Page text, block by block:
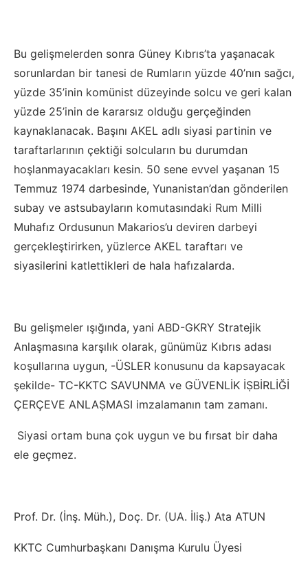
Bu gelişmelerden sonra Güney Kıbrıs’ta yaşanacak
sorunlardan bir tanesi de Rumların yüzde 40’nın sağcı,
yüzde 35’inin komünist düzeyinde solcu ve geri kalan
yüzde 25’inin de kararsız olduğu gerçeğinden
kaynaklanacak. Başını AKEL adlı siyasi partinin ve
taraftarlarının çektiği solcuların bu durumdan
hoşlanmayacakları kesin. 50 sene evvel yaşanan 15
Temmuz 1974 darbesinde, Yunanistan’dan gönderilen
subay ve astsubayların komutasındaki Rum Milli
Muhafız Ordusunun Makarios’u deviren darbeyi
gerçekleştirirken, yüzlerce AKEL taraftarı ve
siyasilerini katlettikleri de hala hafızalarda.
Bu gelişmeler ışığında, yani ABD-GKRY Stratejik
Anlaşmasına karşılık olarak, günümüz Kıbrıs adası
koşullarına uygun, -ÜSLER konusunu da kapsayacak
şekilde- TC-KKTC SAVUNMA ve GÜVENLİK İṢBİRLİĞİ
ÇERÇEVE ANLAṢMASI imzalamanın tam zamanı.
Siyasi ortam buna çok uygun ve bu fırsat bir daha
ele geçmez.
Prof. Dr. (İnş. Müh.), Doç. Dr. (UA. İliş.) Ata ATUN
KKTC Cumhurbaşkanı Danışma Kurulu Üyesi